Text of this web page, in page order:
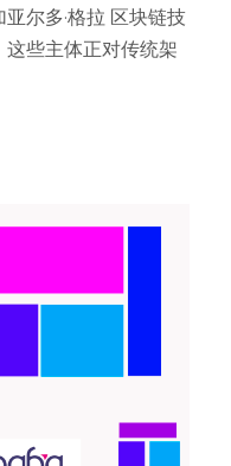
尔多·格拉 区块链技
些主体正对传统架